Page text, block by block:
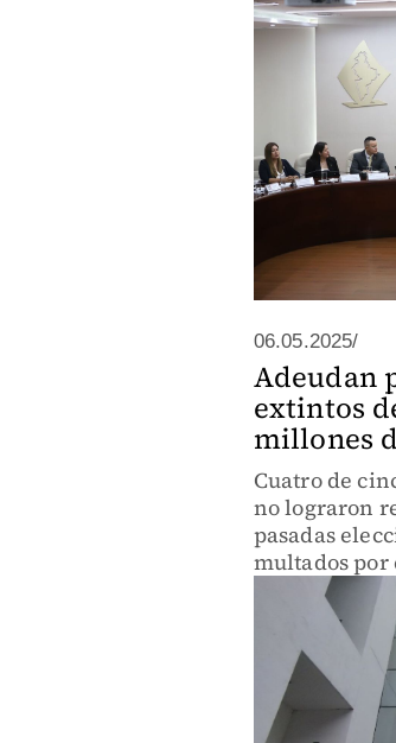
06.05.2025/
Adeudan
extintos
millones
Cuatro de
no lograron
pasadas
multados por